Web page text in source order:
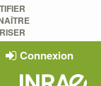
Connexion